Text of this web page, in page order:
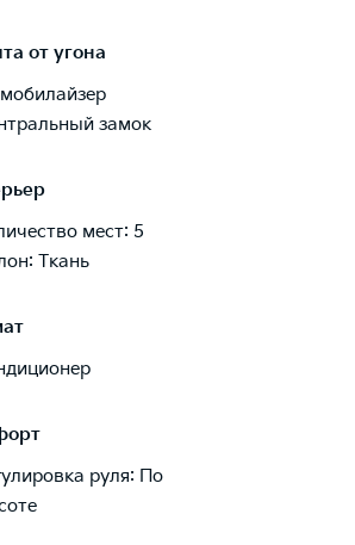
от угона
замок
мест: 5
Ткань
руля: По